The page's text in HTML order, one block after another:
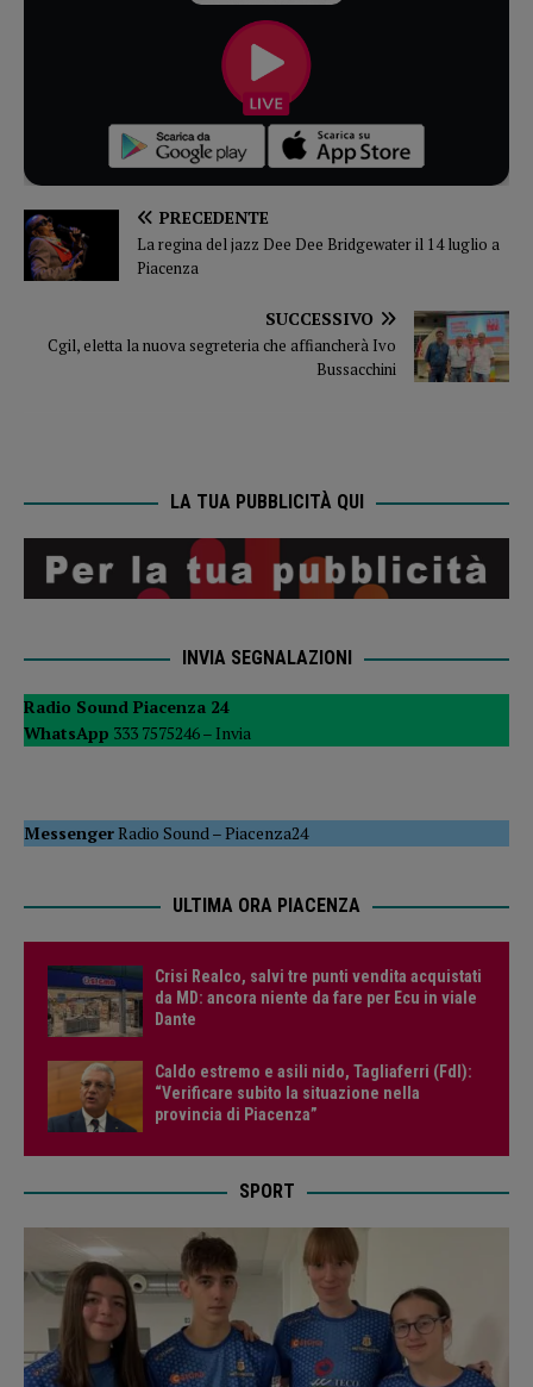
PRECEDENTE
La regina del jazz Dee Dee Bridgewater il 14 luglio a
Piacenza
SUCCESSIVO
Cgil, eletta la nuova segreteria che affiancherà Ivo
Bussacchini
LA TUA PUBBLICITÀ QUI
INVIA SEGNALAZIONI
Radio Sound Piacenza 24
WhatsApp 333 7575246 – Invia
MessengerRadio Sound –Piacenza24
ULTIMA ORA PIACENZA
Crisi Realco, salvi tre punti vendita acquistati
da MD: ancora niente da fare per Ecu in viale
Dante
Caldo estremo e asili nido, Tagliaferri (FdI):
“Verificare subito la situazione nella
provincia di Piacenza”
SPORT